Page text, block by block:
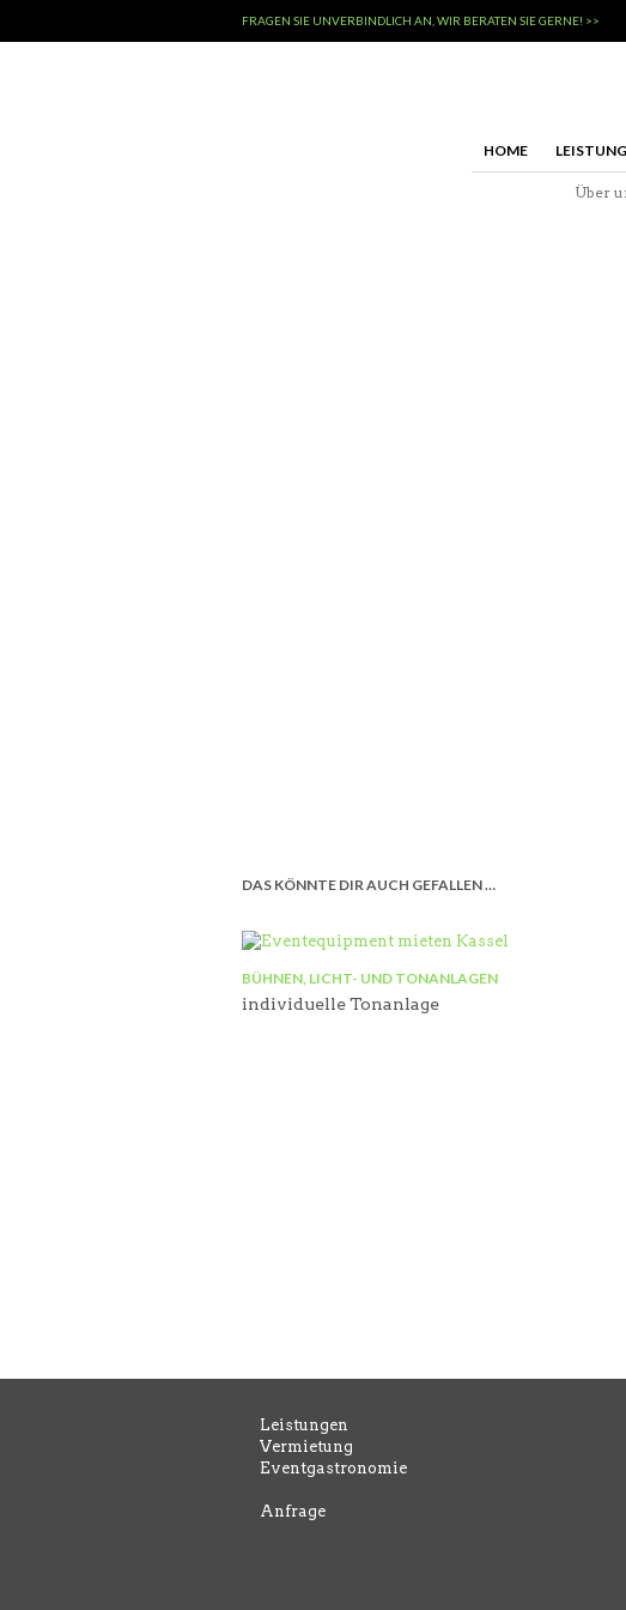
FRAGEN SIE UNVERBINDLICH AN, WIR BERATEN SIE GERNE! >>
HOME
Über
DAS KÖNNTE DIR AUCH GEFALLEN …
BÜHNEN, LICHT- UND TONANLAGEN
individuelle Tonanlage
Leistungen
Vermietung
Eventgastronomie
Anfrage